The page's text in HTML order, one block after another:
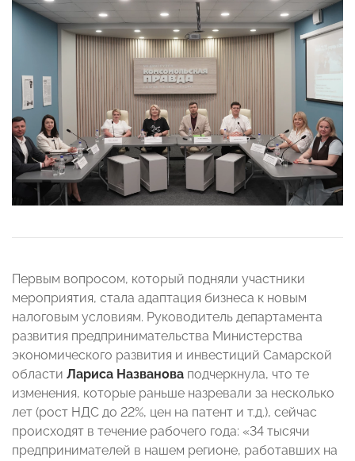
Первым вопросом, который подняли участники
мероприятия, стала адаптация бизнеса к новым
налоговым условиям. Руководитель департамента
развития предпринимательства Министерства
экономического развития и инвестиций Самарской
области Лариса Названова подчеркнула, что те
изменения, которые раньше назревали за несколько
лет (рост НДС до 22%, цен на патент и т.д.), сейчас
происходят в течение рабочего года: «34 тысячи
предпринимателей в нашем регионе, работавших на